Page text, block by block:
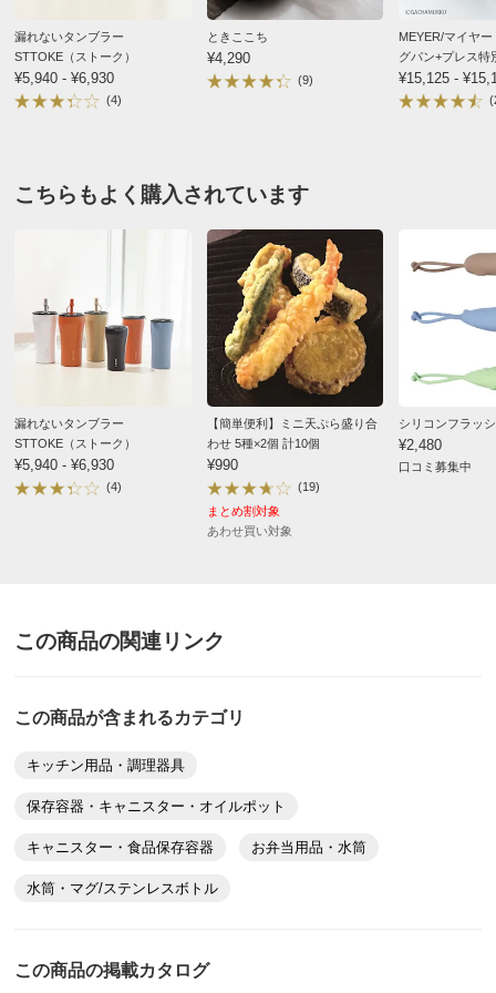
漏れないタンブラー
STTOKE（ストーク）
¥5,940 - ¥6,930
(4)
ときここち
¥4,290
(9)
MEYER/マイヤ
グパン+プレス特
¥15,125 -
こちらもよく購入されています
漏れないタンブラー
STTOKE（ストーク）
¥5,940 - ¥6,930
(4)
【簡単便利】ミニ天ぷら盛り合
わせ 5種×2個 計10個
¥990
(19)
まとめ割対象
あわせ買い対象
シリコンフラッ
¥2,480
口コミ募集中
この商品の関連リンク
この商品が含まれるカテゴリ
キッチン用品・調理器具
保存容器・キャニスター・オイルポット
キャニスター・食品保存容器 お弁当用品・水筒
水筒・マグ/ステンレスボトル
この商品の掲載カタログ